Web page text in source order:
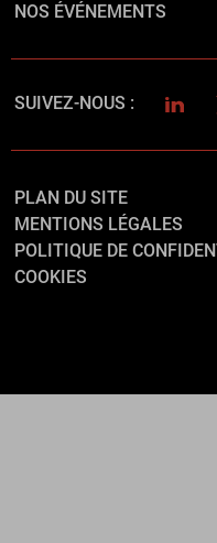
NOS ÉVÉNEMENTS
SUIVEZ-NOUS :
PLAN DU SITE
MENTIONS LÉGALES
POLITIQUE DE
COOKIES